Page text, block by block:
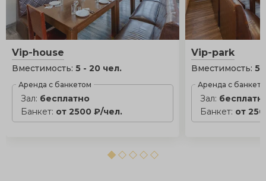
Vip-house
Вместимость: 5 - 20 чел.
Аренда с банкетом
Зал: бесплатно
Банкет: от 2500 ₽/чел.
Vip-park
Вместимость:5
Аренда с
Зал:
Банкет: от